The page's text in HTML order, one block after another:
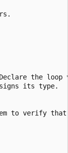
the loop
its type.
to verify